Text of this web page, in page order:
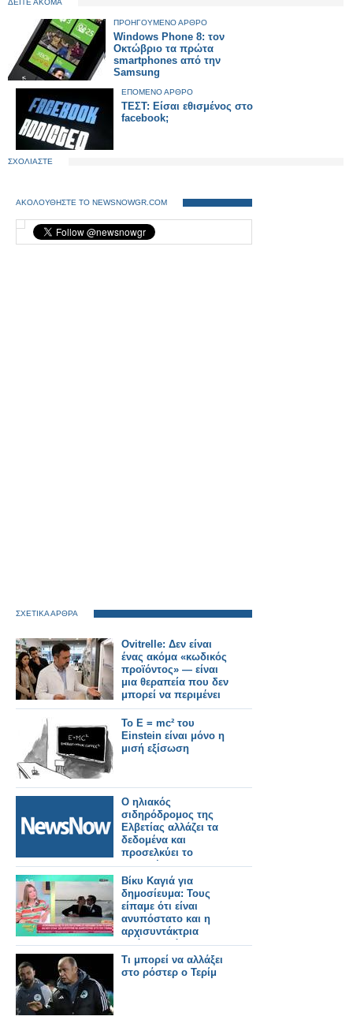
ΔΕΙΤΕ ΑΚΟΜΑ
ΠΡΟΗΓΟΥΜΕΝΟ ΑΡΘΡΟ
Windows Phone 8: τον
Οκτώβριο τα πρώτα
smartphones από την
Samsung
ΕΠΟΜΕΝΟ ΑΡΘΡΟ
ΤΕΣΤ: Είσαι εθισμένος στο
facebook;
ΣΧΟΛΙΑΣΤΕ
ΑΚΟΛΟΥΘΗΣΤΕ ΤΟ NEWSNOWGR.COM
ΣΧΕΤΙΚΑ ΑΡΘΡΑ
Ovitrelle: Δεν είναι
ένας ακόμα «κωδικός
προϊόντος» — είναι
μια θεραπεία που δεν
μπορεί να περιμένει
Το E = mc² του
Einstein είναι μόνο η
μισή εξίσωση
Ο ηλιακός
σιδηρόδρομος της
Ελβετίας αλλάζει τα
δεδομένα και
προσελκύει το
ενδιαφέρον της
Ιταλίας και όχι μόνο.
Βίκυ Καγιά για
δημοσίευμα: Τους
είπαμε ότι είναι
ανυπόστατο και η
αρχισυντάκτρια
απάντησε ότι δεν
μπορεί να διαψεύσει
τον εαυτό της
Τι μπορεί να αλλάξει
στο ρόστερ ο Τερίμ